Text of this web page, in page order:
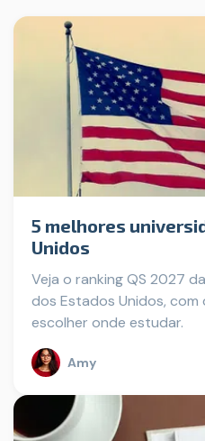
5 melhores
Unidos
Veja o ranking QS 2027
dos Estados Unidos,
escolher onde estudar.
Amy